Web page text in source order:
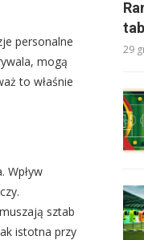
personalne
mogą
to właśnie
Wpływ
sztab
istotna przy
29